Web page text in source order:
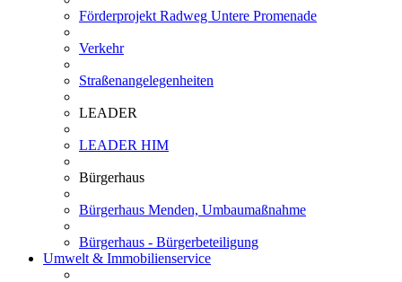
Förderprojekt Radweg Untere Promenade
Verkehr
Straßenangelegenheiten
LEADER
LEADER HIM
Bürgerhaus
Bürgerhaus Menden, Umbaumaßnahme
Bürgerhaus - Bürgerbeteiligung
Umwelt & Immobilienservice